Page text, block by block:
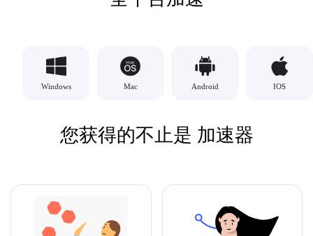
Windows Mac Android IOS
您获得的不止是 加速器